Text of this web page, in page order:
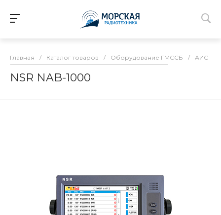
Главная / Каталог товаров / Оборудование ГМССБ / АИС
NSR NAB-1000